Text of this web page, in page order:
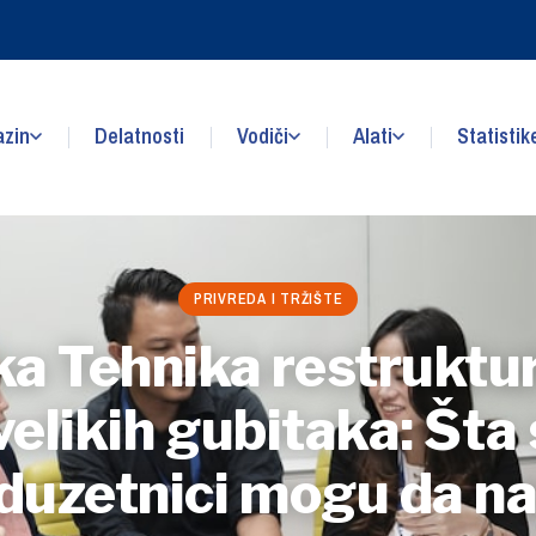
Delatnosti Vodiči Alati
PRIVREDA I TRŽIŠTE
Tehnika
gubitaka: Šta
mogu da